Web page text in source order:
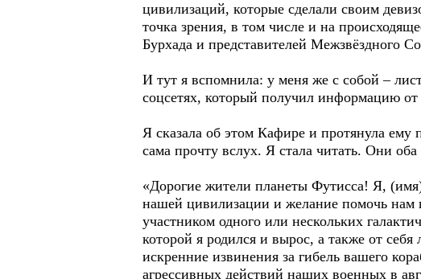
цивилизаций, которые сделали своим
точка зрения, в том числе и на
Бурхада и представителей Межзвёздного
И тут я вспомнила: у меня же с собой –
соцсетях, который получил информацию
Я сказала об этом Кафире и протянула
сама прочту вслух. Я стала читать. Они
«Дорогие жители планеты Футисса! Я,
нашей цивилизации и желание помочь
участником одного или нескольких
которой я родился и вырос, а также от
искренние извинения за гибель вашего
агрессивных действий наших военных в